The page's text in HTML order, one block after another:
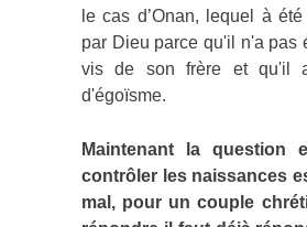
le cas d’Onan, lequel à
par Dieu parce qu'il n'a pas
vis de son frère et qu'il
d'égoïsme.
Maintenant la question
contrôler les naissances
mal, pour un couple